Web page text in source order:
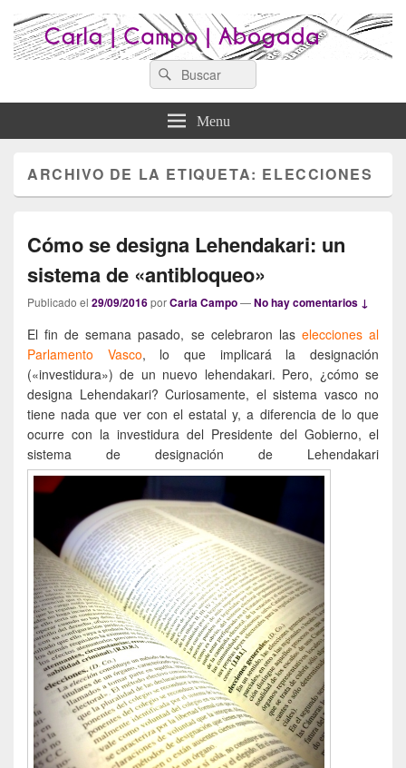
Abogados Lugo : Carla Campo
Abogada
Search
for:
Menu
ARCHIVO DE LA ETIQUETA: ELECCIONES
Cómo se designa Lehendakari: un
sistema de «antibloqueo»
Publicado el 29/09/2016porCarla Campo—No hay comentarios ↓
El fin de semana pasado, se celebraron las elecciones al
Parlamento Vasco, lo que implicará la designación
(«investidura») de un nuevo lehendakari. Pero, ¿cómo se
designa Lehendakari? Curiosamente, el sistema vasco no
tiene nada que ver con el estatal y, a diferencia de lo que
ocurre con la investidura del Presidente del Gobierno, el
sistema de designación de Lehendakari